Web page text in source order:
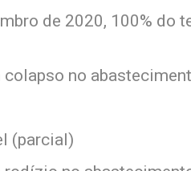
de 2020, 100% do
colapso no
(parcial)